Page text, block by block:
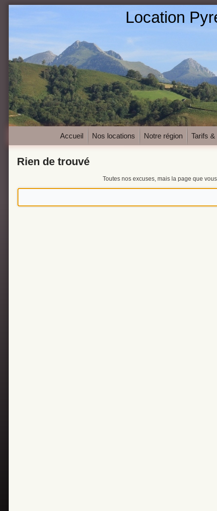
Location
Accueil Nos locations Notre région Tarifs
Rien de trouvé
Toutes nos excuses, mais la page que